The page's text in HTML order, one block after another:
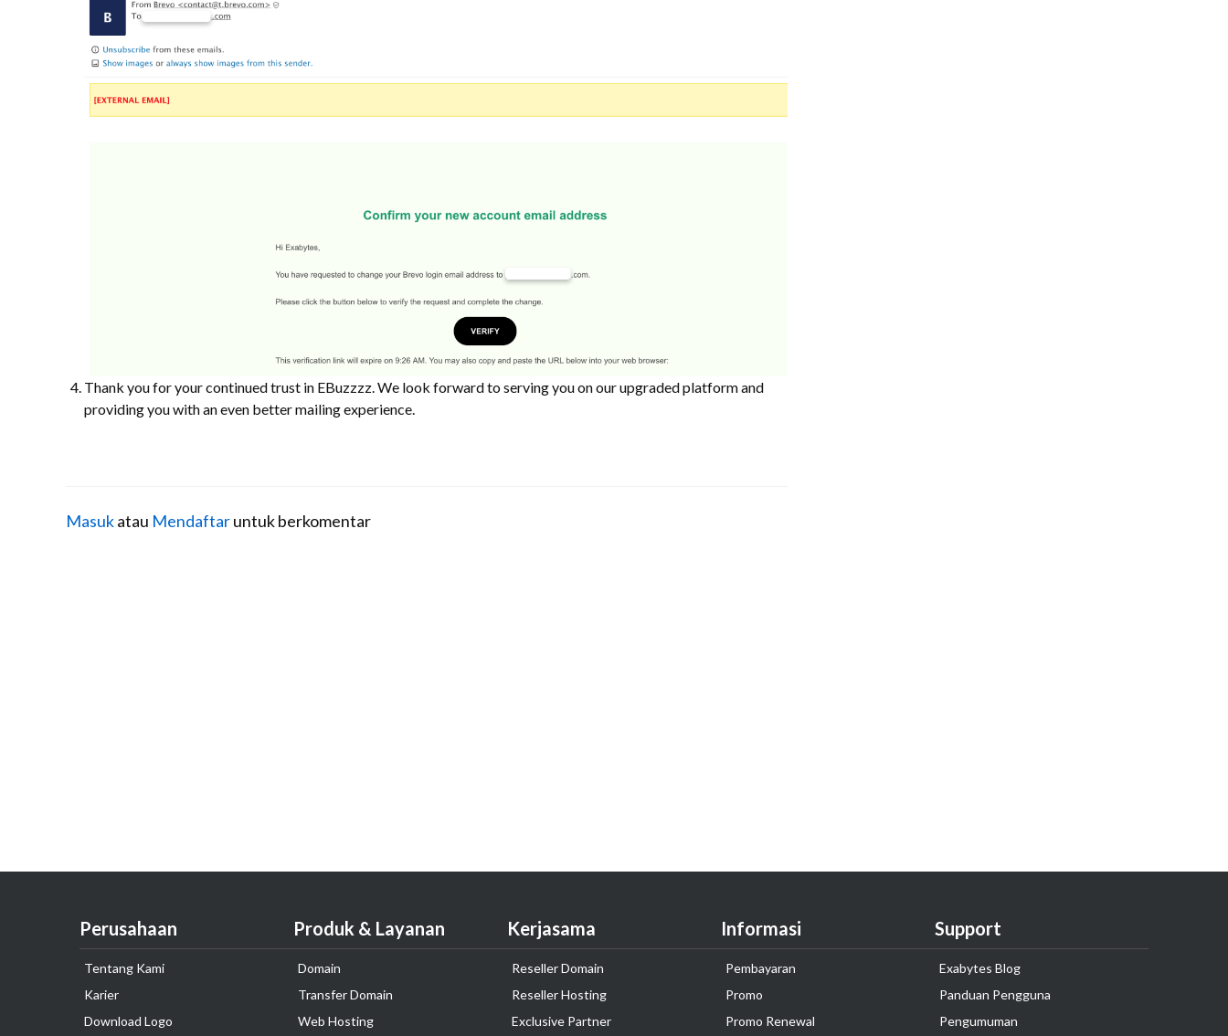
Thank you for your continued trust in EBuzzzz. We look forward to serving you on our upgraded platform and
providing you with an even better mailing experience.
Masukatau Mendaftaruntuk berkomentar
Perusahaan
Tentang Kami
Karier
Download Logo
Produk & Layanan
Domain
Transfer Domain
Web Hosting
Kerjasama
Reseller Domain
Reseller Hosting
Exclusive Partner
Informasi
Pembayaran
Promo
Promo Renewal
Support
Exabytes Blog
Panduan Pengguna
Pengumuman